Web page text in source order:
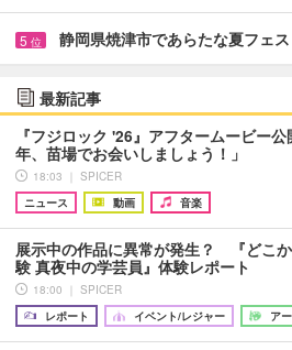
5 位 静岡県焼津市であらたな夏フェ
最新記事
『フジロック '26』アフタームービー
年、苗場でお会いしましょう！」
18:03 ｜ SPICER
ニュース
動画 音楽
展示中の作品に異常が発生？ 『どこ
験 真夜中の学芸員』体験レポート
18:00 ｜ SPICER
レポート
イベント/レジャー ア